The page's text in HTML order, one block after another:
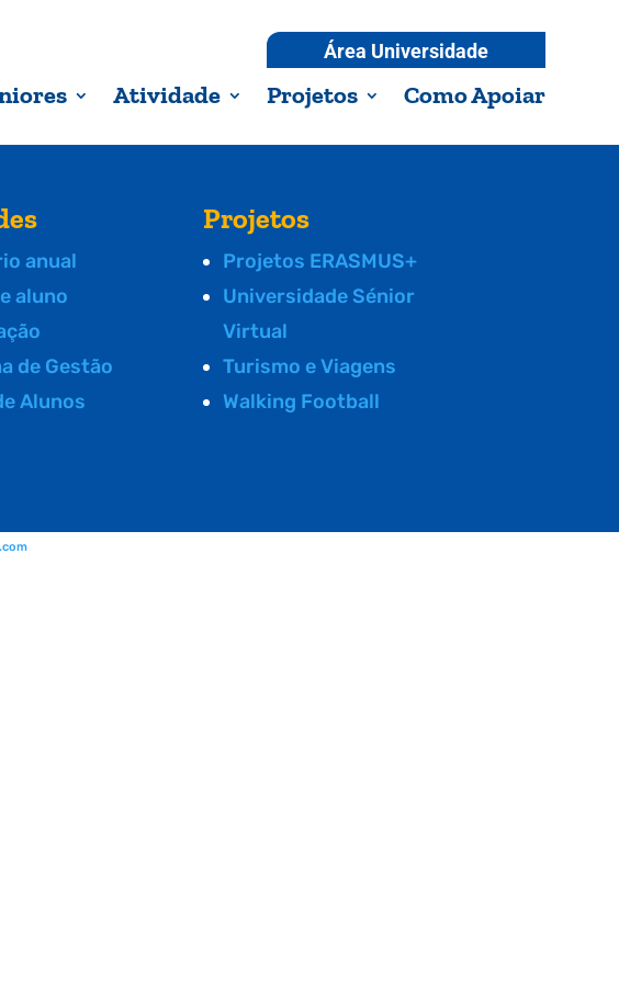
Área Universidade
Atividade Projetos Como Apoiar
anual
aluno
de Gestão
Alunos
Projetos
Projetos ERASMUS+
Universidade Sénior
Virtual
Turismo e Viagens
Walking Football